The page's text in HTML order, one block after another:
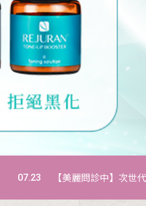
07.23
【美麗問診中】次世